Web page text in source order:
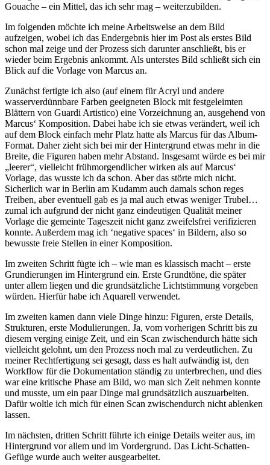
Gouache – ein Mittel, das ich sehr mag – weiterzubilden.
Im folgenden möchte ich meine Arbeitsweise an dem Bild
aufzeigen, wobei ich das Endergebnis hier im Post als erstes Bild
schon mal zeige und der Prozess sich darunter anschließt, bis er
wieder beim Ergebnis ankommt. Als unterstes Bild schließt sich ein
Blick auf die Vorlage von Marcus an.
Zunächst fertigte ich also (auf einem für Acryl und andere
wasserverdünnbare Farben geeigneten Block mit festgeleimten
Blättern von Guardi Artistico) eine Vorzeichnung an, ausgehend von
Marcus‘ Komposition. Dabei habe ich sie etwas verändert, weil ich
auf dem Block einfach mehr Platz hatte als Marcus für das Album-
Format. Daher zieht sich bei mir der Hintergrund etwas mehr in die
Breite, die Figuren haben mehr Abstand. Insgesamt würde es bei mir
„leerer“, vielleicht frühmorgendlicher wirken als auf Marcus‘
Vorlage, das wusste ich da schon. Aber das störte mich nicht.
Sicherlich war in Berlin am Kudamm auch damals schon reges
Treiben, aber eventuell gab es ja mal auch etwas weniger Trubel…
zumal ich aufgrund der nicht ganz eindeutigen Qualität meiner
Vorlage die gemeinte Tageszeit nicht ganz zweifelsfrei verifizieren
konnte. Außerdem mag ich ‘negative spaces‘ in Bildern, also so
bewusste freie Stellen in einer Komposition.
Im zweiten Schritt fügte ich – wie man es klassisch macht – erste
Grundierungen im Hintergrund ein. Erste Grundtöne, die später
unter allem liegen und die grundsätzliche Lichtstimmung vorgeben
würden. Hierfür habe ich Aquarell verwendet.
Im zweiten kamen dann viele Dinge hinzu: Figuren, erste Details,
Strukturen, erste Modulierungen. Ja, vom vorherigen Schritt bis zu
diesem verging einige Zeit, und ein Scan zwischendurch hätte sich
vielleicht gelohnt, um den Prozess noch mal zu verdeutlichen. Zu
meiner Rechtfertigung sei gesagt, dass es halt aufwändig ist, den
Workflow für die Dokumentation ständig zu unterbrechen, und dies
war eine kritische Phase am Bild, wo man sich Zeit nehmen konnte
und musste, um ein paar Dinge mal grundsätzlich auszuarbeiten.
Dafür woltle ich mich für einen Scan zwischendurch nicht ablenken
lassen.
Im nächsten, dritten Schritt führte ich einige Details weiter aus, im
Hintergrund vor allem und im Vordergrund. Das Licht-Schatten-
Gefüge wurde auch weiter ausgearbeitet.